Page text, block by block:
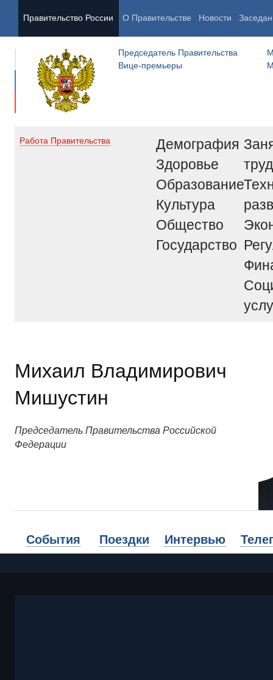
Правительство России О Правительстве Новости
Председатель Правительства
Вице-премьеры
Работа Правительства
Демография
Здоровье
Образование
Культура
Общество
Государство
труд
Михаил Владимирович
Мишустин
Председатель Правительства Российской
Федерации
События Поездки Интервью